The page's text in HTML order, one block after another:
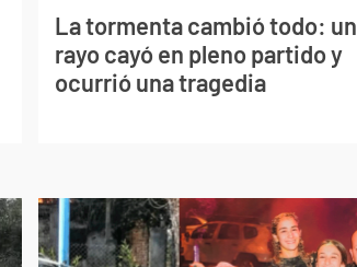
La tormenta cambió todo: un
rayo cayó en pleno partido y
ocurrió una tragedia